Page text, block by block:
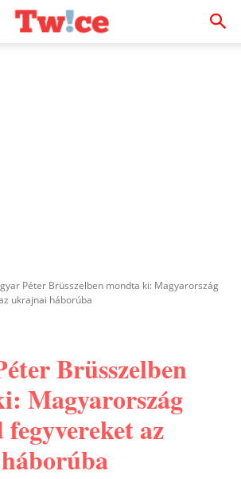
Péter Brüsszelben mondta ki: Magyarország
ukrajnai háborúba
Brüsszelben
Magyarország
az